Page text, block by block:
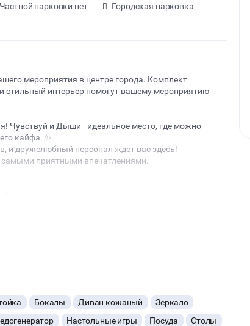
Частной парковки нет Городская парковка
мероприятия в центре города. Комплект
стильный интерьер помогут вашему мероприятию
Чувствуй и Дыши - идеальное место, где можно
кайфа. ✨
и дружелюбный персонал ждет вас здесь!
приятными впечатлениями.
авторская кухня, свой ледогенератор
посудой, стандартным музыкальным
Бокалы Диван кожаный
Зеркало
Настольные игры Посуда
Столы